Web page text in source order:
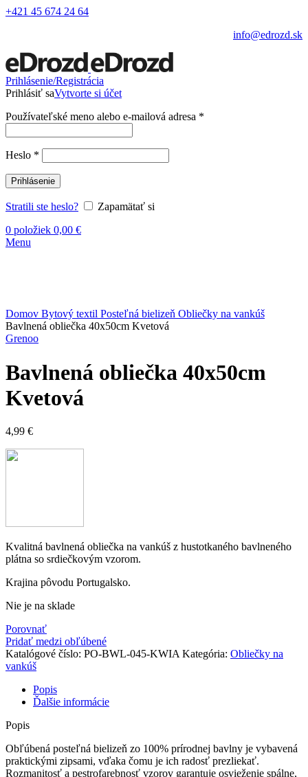
+421 45 674 24 64
info@edrozd.sk
Prihlásenie/Registrácia
Prihlásiť saVytvorte si účet
Používateľské meno alebo e-mailová adresa *
Heslo *
Prihlásenie
Stratili ste heslo?
Zapamätať si
0 položiek 0,00 €
Menu
Domov Bytový textil Posteľná bielizeň Obliečky na vankúš
Bavlnená obliečka 40x50cm Kvetová
Grenoo
Bavlnená obliečka 40x50cm
Kvetová
4,99 €
Kvalitná bavlnená obliečka na vankúš z hustotkaného bavlneného
plátna so srdiečkovým vzorom.
Krajina pôvodu Portugalsko.
Nie je na sklade
Porovnať
Pridať medzi obľúbené
Katalógové číslo: PO-BWL-045-KWIA Kategória: Obliečky na
vankúš
Popis
Ďalšie informácie
Popis
Obľúbená posteľná bielizeň zo 100% prírodnej bavlny je vybavená
praktickými zipsami, vďaka čomu je ich radosť prezliekať.
Rozmanitosť a pestrofarebnosť vzorov garantuje osvieženie spálne,